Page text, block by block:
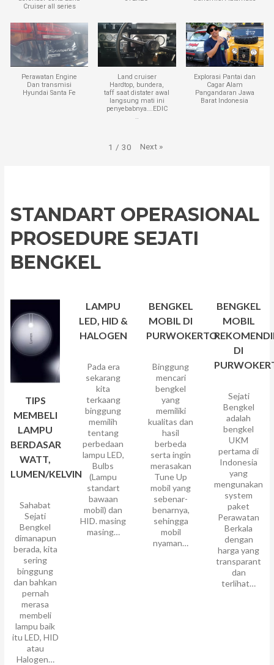
Cruiser all series
Perawatan Engine
Dan transmisi
Hyundai Santa Fe
Land cruiser
Hardtop, bundera,
taff saat distater awal
langsung mati ini
penyebabnya….EDIC
..
Explorasi Pantai dan
Cagar Alam
Pangandaran Jawa
Barat Indonesia
1 / 30 Next »
STANDART OPERASIONAL
PROSEDURE SEJATI
BENGKEL
TIPS
MEMBELI
LAMPU
BERDASAR
WATT,
LUMEN/KELVIN
Sahabat
Sejati
Bengkel
dimanapun
berada, kita
sering
binggung
dan bahkan
pernah
merasa
membeli
lampu baik
itu LED, HID
atau
Halogen…
LAMPU
LED, HID &
HALOGEN
Pada era
sekarang
kita
terkaang
binggung
memilih
tentang
perbedaan
lampu LED,
Bulbs
(Lampu
standart
bawaan
mobil) dan
HID. masing
masing…
BENGKEL
MOBIL DI
PURWOKERTO
Binggung
mencari
bengkel
yang
memiliki
kualitas dan
hasil
berbeda
serta ingin
merasakan
Tune Up
mobil yang
sebenar-
benarnya,
sehingga
mobil
nyaman…
BENGKEL
MOBIL
DI
Sejati
Bengkel
adalah
bengkel
UKM
pertama di
Indonesia
yang
mengunakan
system
paket
Perawatan
Berkala
dengan
harga yang
transparant
dan
terlihat…